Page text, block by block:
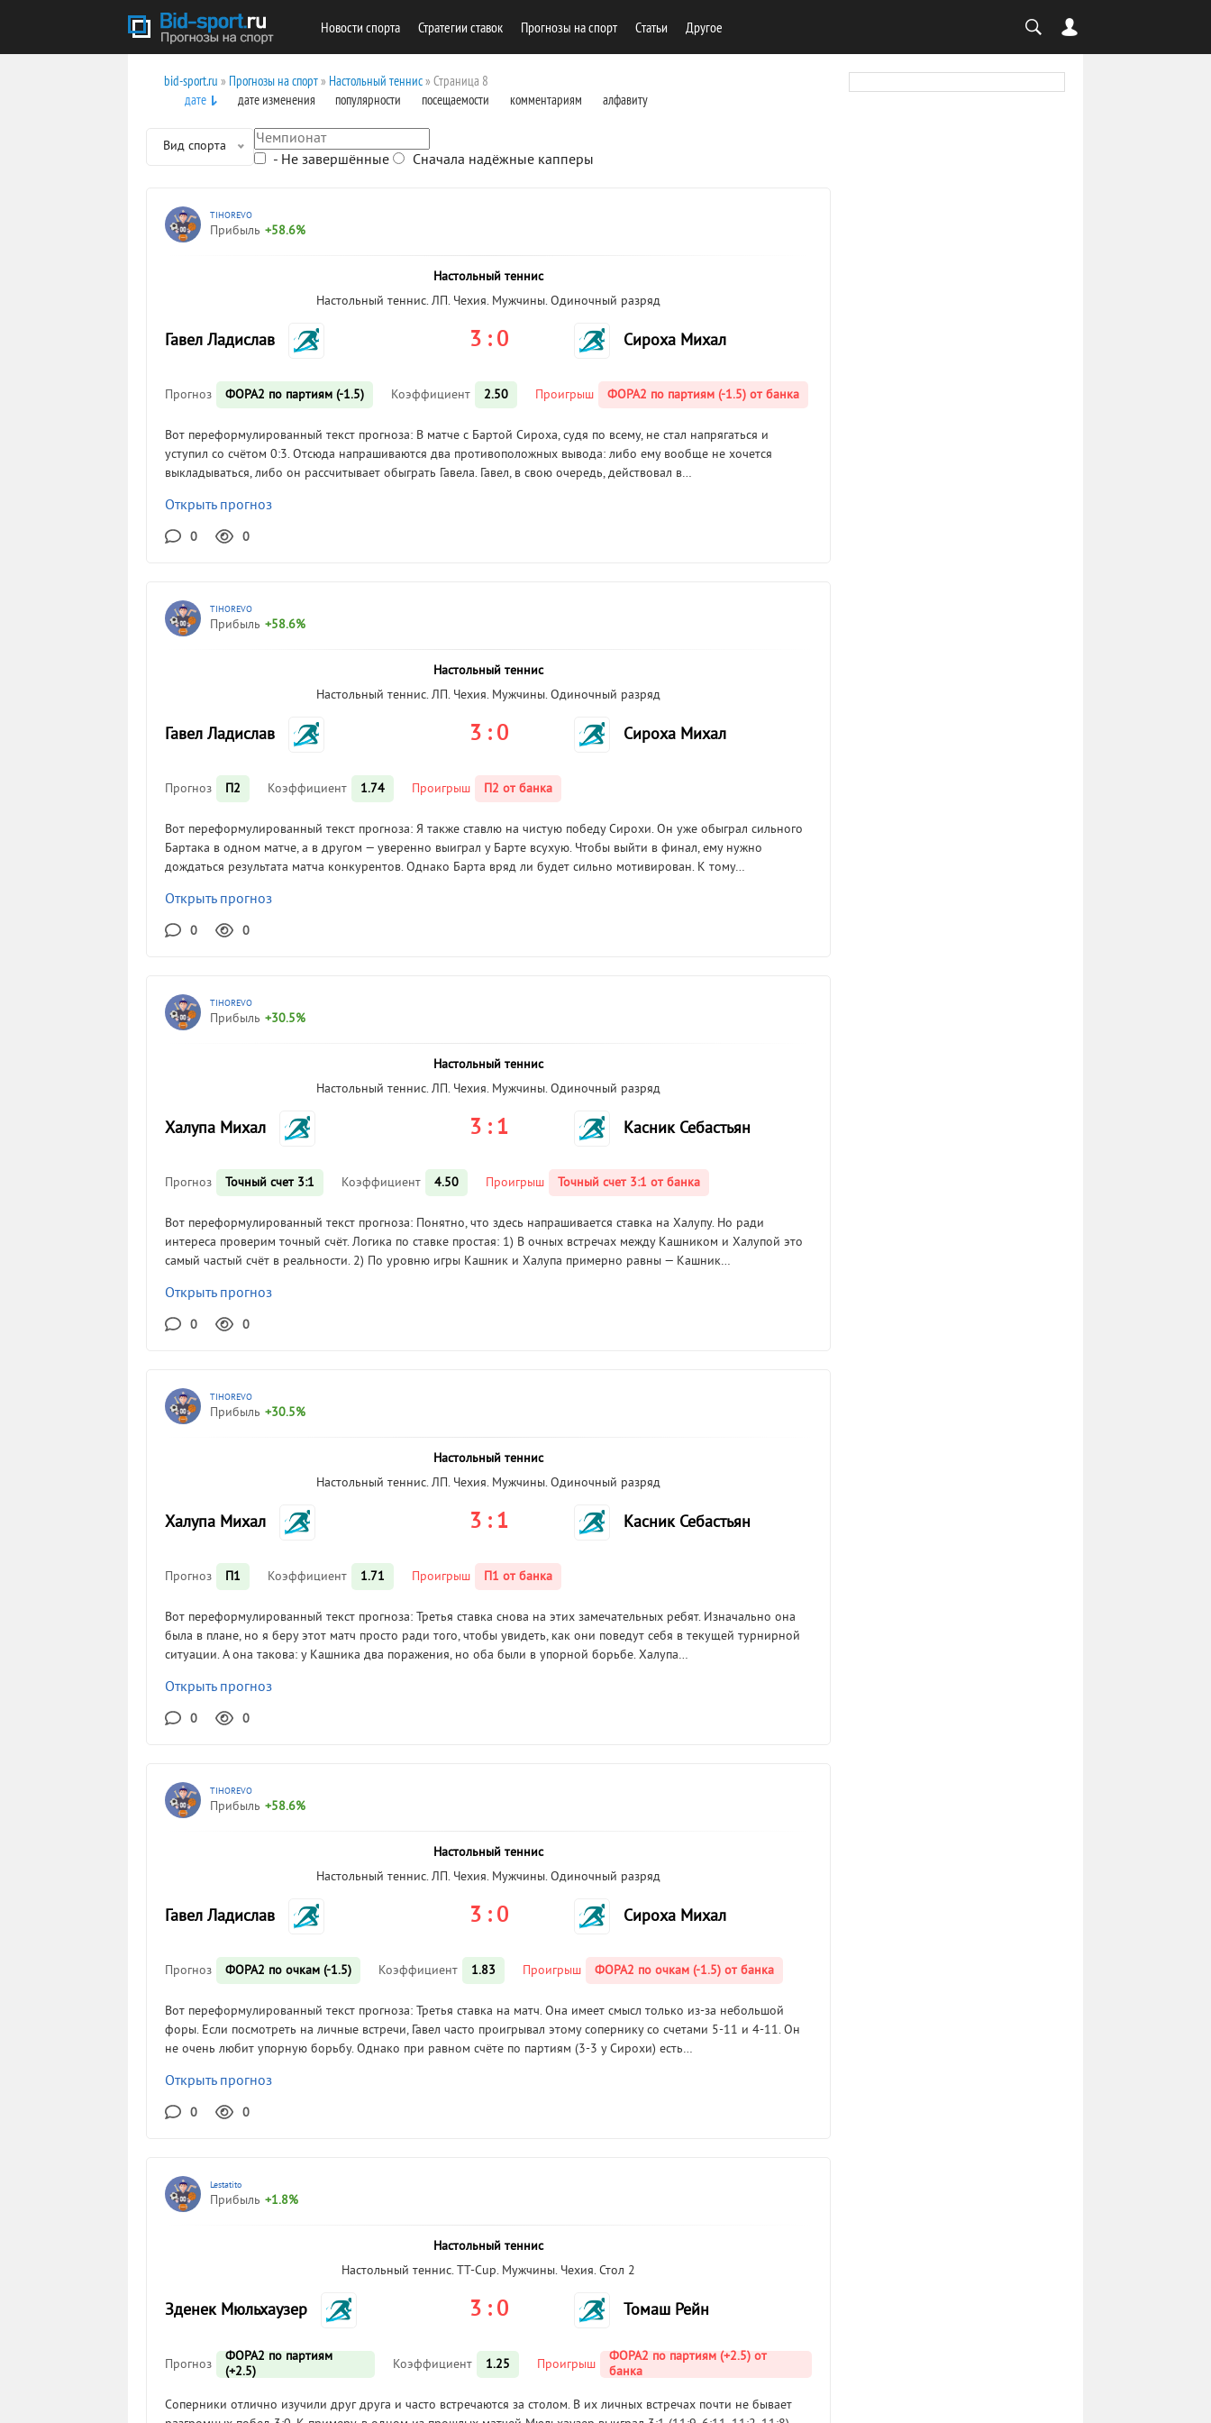
Новости спорта Стратегии ставок Прогнозы на спорт Cтатьи Другое
bid-sport.ru » Прогнозы на спорт» Настольный теннис» Страница 8
дате
дате изменения популярности посещаемости комментариям алфавиту
Вид спорта
- Не завершённые Сначала надёжные капперы
TIHOREVO
Прибыль +58.6%
Настольный теннис
Настольный теннис. ЛП. Чехия. Мужчины. Одиночный разряд
Гавел Ладислав 3 : 0 Сироха Михал
Прогноз ФОРА2 по партиям (-1.5) Коэффициент 2.50 Проигрыш ФОРА2 по партиям (-1.5) от банка
Вот переформулированный текст прогноза: В матче с Бартой Сироха, судя по всему, не стал напрягаться и
уступил со счётом 0:3. Отсюда напрашиваются два противоположных вывода: либо ему вообще не хочется
выкладываться, либо он рассчитывает обыграть Гавела. Гавел, в свою очередь, действовал в…
Открыть прогноз
0 0
TIHOREVO
Прибыль +58.6%
Настольный теннис
Настольный теннис. ЛП. Чехия. Мужчины. Одиночный разряд
Гавел Ладислав 3 : 0 Сироха Михал
Прогноз П2 Коэффициент 1.74 Проигрыш П2 от банка
Вот переформулированный текст прогноза: Я также ставлю на чистую победу Сирохи. Он уже обыграл сильного
Бартака в одном матче, а в другом — уверенно выиграл у Барте всухую. Чтобы выйти в финал, ему нужно
дождаться результата матча конкурентов. Однако Барта вряд ли будет сильно мотивирован. К тому…
Открыть прогноз
0 0
TIHOREVO
Прибыль +30.5%
Настольный теннис
Настольный теннис. ЛП. Чехия. Мужчины. Одиночный разряд
Халупа Михал 3 : 1 Касник Себастьян
Прогноз Точный счет 3:1 Коэффициент 4.50 Проигрыш Точный счет 3:1 от банка
Вот переформулированный текст прогноза: Понятно, что здесь напрашивается ставка на Халупу. Но ради
интереса проверим точный счёт. Логика по ставке простая: 1) В очных встречах между Кашником и Халупой это
самый частый счёт в реальности. 2) По уровню игры Кашник и Халупа примерно равны — Кашник…
Открыть прогноз
0 0
TIHOREVO
Прибыль +30.5%
Настольный теннис
Настольный теннис. ЛП. Чехия. Мужчины. Одиночный разряд
Халупа Михал 3 : 1 Касник Себастьян
Прогноз П1 Коэффициент 1.71 Проигрыш П1 от банка
Вот переформулированный текст прогноза: Третья ставка снова на этих замечательных ребят. Изначально она
была в плане, но я беру этот матч просто ради того, чтобы увидеть, как они поведут себя в текущей турнирной
ситуации. А она такова: у Кашника два поражения, но оба были в упорной борьбе. Халупа…
Открыть прогноз
0 0
TIHOREVO
Прибыль +58.6%
Настольный теннис
Настольный теннис. ЛП. Чехия. Мужчины. Одиночный разряд
Гавел Ладислав 3 : 0 Сироха Михал
Прогноз ФОРА2 по очкам (-1.5) Коэффициент 1.83 Проигрыш ФОРА2 по очкам (-1.5) от банка
Вот переформулированный текст прогноза: Третья ставка на матч. Она имеет смысл только из-за небольшой
форы. Если посмотреть на личные встречи, Гавел часто проигрывал этому сопернику со счетами 5-11 и 4-11. Он
не очень любит упорную борьбу. Однако при равном счёте по партиям (3-3 у Сирохи) есть…
Открыть прогноз
0 0
Lestatito
Прибыль +1.8%
Настольный теннис
Настольный теннис. TT-Cup. Мужчины. Чехия. Стол 2
Зденек Мюльхаузер 3 : 0 Томаш Рейн
Прогноз
ФОРА2 по партиям
(+2.5)
Коэффициент 1.25 Проигрыш
ФОРА2 по партиям (+2.5) от
банка
Соперники отлично изучили друг друга и часто встречаются за столом. В их личных встречах почти не бывает